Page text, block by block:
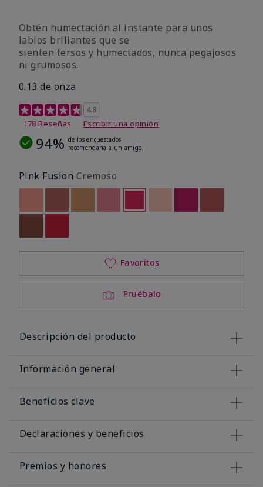
Obtén humectación al instante para unos
labios brillantes que se
sienten tersos y humectados, nunca pegajosos
ni grumosos.
0.13 de onza
Calificación de clientes de 4,8 de 5
4.8
178 Reseñas
Escribir una opinión
94% de los encuestados
recomendaría a un amigo.
Pink Fusion Cremoso
Out of stockOut of stockseleccionado
Out of stock
Pruébalo
Favoritos
Descripción del producto
Información general
Beneficios clave
Declaraciones y beneficios
Premios y honores